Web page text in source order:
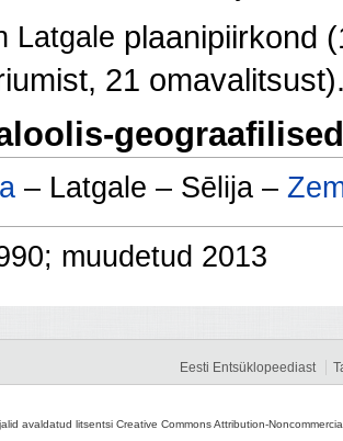
Latgale plaanipiirkond
21
– Latgale – Sēlija –
muudetud 2013
Eesti Entsüklopeediast
avaldatud litsentsi Creative Commons Attribution-